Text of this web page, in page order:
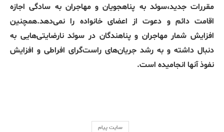
مقررات جدید،سوئد به پناهجویان و مهاجران به سادگی اجازه
اقامت دائم و دعوت از اعضای خانواده را نمی‌دهد.همچنین
افزایش شمار مهاجران و پناهندگان در سوئد نارضایتی‌هایی به
دنبال داشته و به رشد جریان‌های راست‌گرای افراطی و افزایش
نفوذ آنها انجامیده است.
سایت پیام